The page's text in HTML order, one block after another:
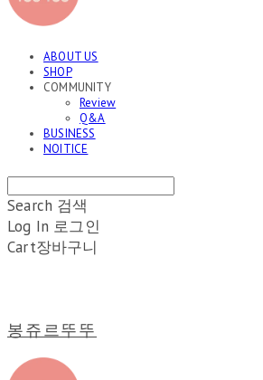
ABOUT US
SHOP
COMMUNITY
Review
Q&A
BUSINESS
NOITICE
Search 검색
Log In 로그인
Cart장바구니
봉쥬르뚜뚜